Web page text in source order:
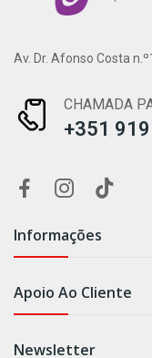
Av. Dr. Afonso Costa
CHAMADA
+351
Informações
Apoio Ao Cliente
Newsletter